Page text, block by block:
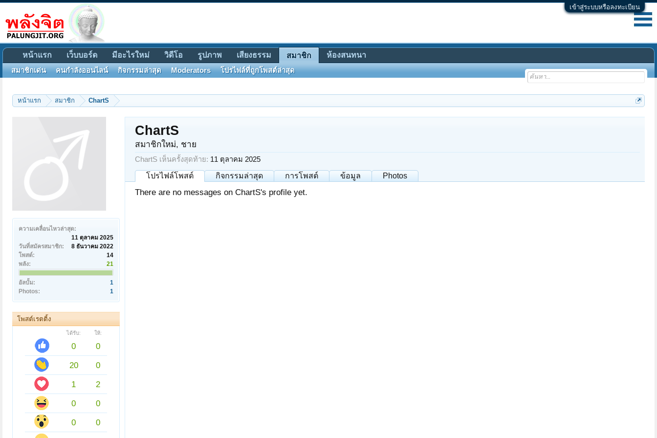
เข้าสู่ระบบหรือลงทะเบียน
หน้าแรก สมาชิก ChartS
ความเคลื่อนไหวล่าสุด:
11 ตุลาคม 2025
วันที่สมัครสมาชิก:
8 ธันวาคม 2022
โพสต์:
14
พลัง:
21
อัลบั้ม:
1
Photos:
1
โพสต์เรตติ้ง
ได้รับ: ให้:
0
0
20
0
1
2
0
0
0
0
ChartS
สมาชิกใหม่, ชาย
ChartS เห็นครั้งสุดท้าย: 11 ตุลาคม 2025
โปรไฟล์โพสต์ กิจกรรมล่าสุด การโพสต์ ข้อมูล Photos
There are no messages on ChartS's profile yet.
หน้าแรก เว็บบอร์ด มีอะไรใหม่ วิดีโอ รูปภาพ เสียงธรรม สมาชิก
สมาชิกเด่น คนกำลังออนไลน์ กิจกรรมล่าสุด Moderators โปรไฟล์ที่ถูกโพสต์ล่าสุด
ห้องสนทนา